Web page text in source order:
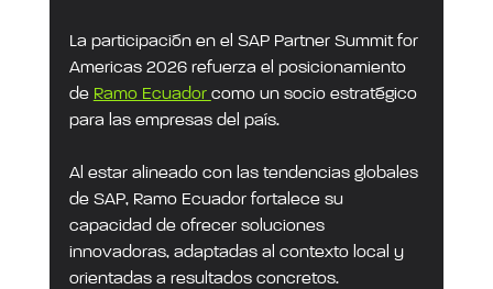
La participación en el SAP Partner Summit for
Americas 2026 refuerza el posicionamiento
de Ramo Ecuador como un socio estratégico
para las empresas del país.
Al estar alineado con las tendencias globales
de SAP, Ramo Ecuador fortalece su
capacidad de ofrecer soluciones
innovadoras, adaptadas al contexto local y
orientadas a resultados concretos.